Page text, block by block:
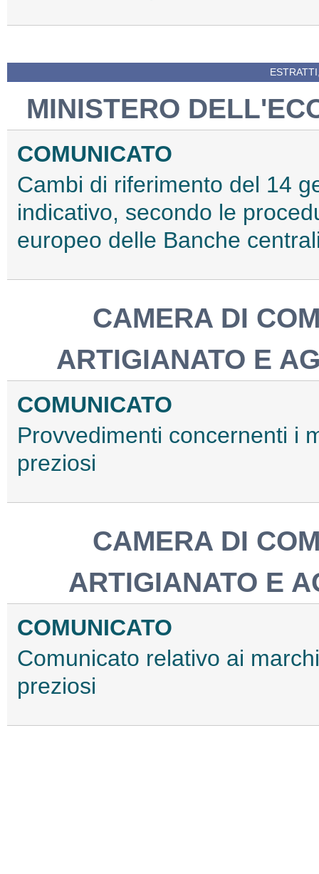
MINISTERO
COMUNICATO
Cambi di riferimento del 14
indicativo, secondo le
europeo delle Banche
CAMERA DI
ARTIGIANATO E
COMUNICATO
Provvedimenti concernenti i
preziosi
CAMERA DI
ARTIGIANATO E
COMUNICATO
Comunicato relativo ai
preziosi